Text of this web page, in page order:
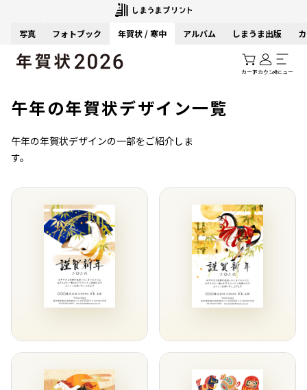
写真 フォトブック 年賀状 / 寒中 アルバム しまうま出版
カートアカウントメニュー
午年の年賀状デザイン一覧
午年の年賀状デザインの一部をご紹介しま
す。